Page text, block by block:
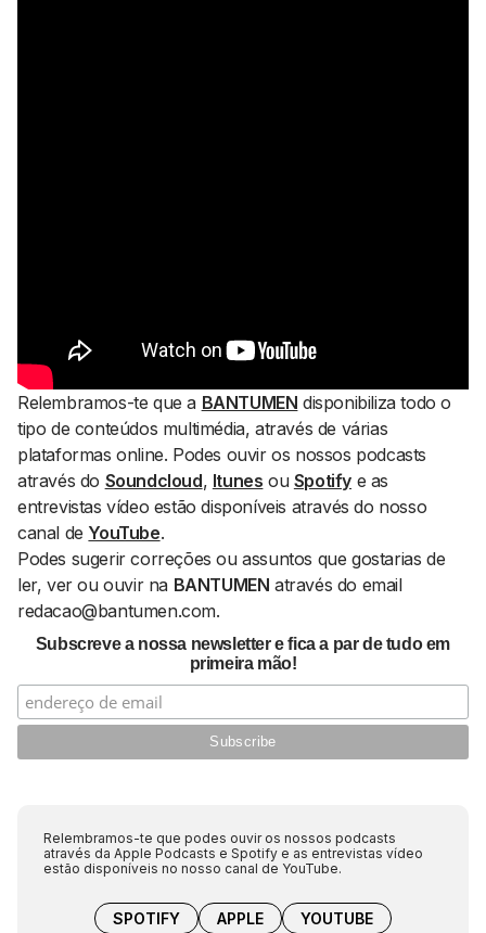
Relembramos-te que a BANTUMEN disponibiliza todo o
tipo de conteúdos multimédia, através de várias
plataformasonline. Podes ouvir os nossos podcasts
através do Soundcloud, Itunes ou Spotify e as
entrevistas vídeo estão disponíveis através do nosso
canal de YouTube.
Podes sugerir correções ou assuntos que gostarias de
ler, ver ou ouvir na BANTUMEN através do email
redacao@bantumen.com.
Subscreve a nossa newsletter e fica a par de tudo em
primeira mão!
Relembramos-te que podes ouvir os nossos podcasts
através da Apple Podcasts e Spotify e as entrevistas vídeo
estão disponíveis no nosso canal de YouTube.
SPOTIFY APPLE YOUTUBE